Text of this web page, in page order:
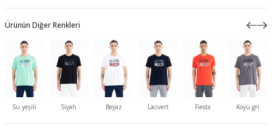
Ürünün Diğer Renkleri
Su yeşili Siyah Beyaz Lacivert Fiesta Koyu gri